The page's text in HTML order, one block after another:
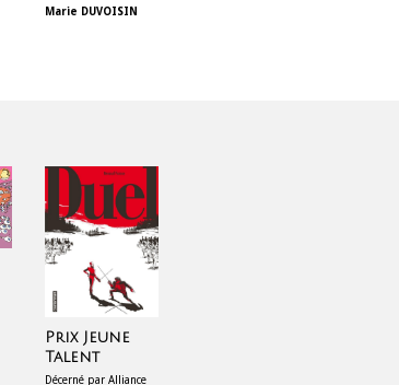
Marie DUVOISIN
Prix Jeune
Talent
Décerné par Alliance